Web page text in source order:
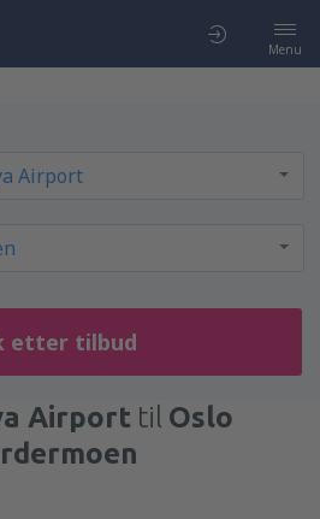
Menu
etter tilbud
Airporttil Oslo